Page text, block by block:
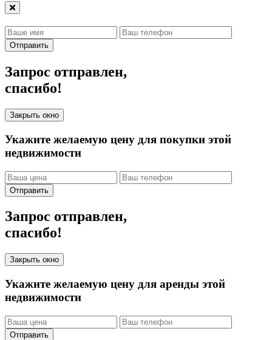
Отправить
Запрос отправлен,
спасибо!
Закрыть окно
Укажите желаемую цену для покупки этой
недвижимости
Отправить
Запрос отправлен,
спасибо!
Закрыть окно
Укажите желаемую цену для аренды этой
недвижимости
Отправить